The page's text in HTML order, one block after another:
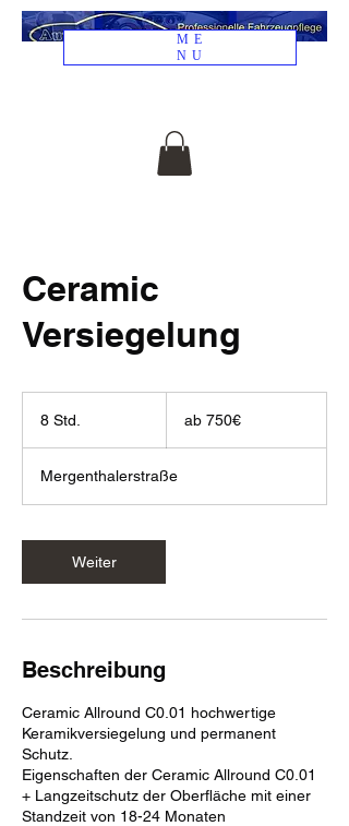
ME
NU
04307 82 41
Ceramic
Versiegelung
8 Std.
d
.
ab 750€
Mergenthalerstraße
Weiter
Beschreibung
Ceramic Allround C0.01 hochwertige
Keramikversiegelung und permanent
Schutz.
Eigenschaften der Ceramic Allround C0.01
+ Langzeitschutz der Oberfläche mit einer
Standzeit von 18-24 Monaten